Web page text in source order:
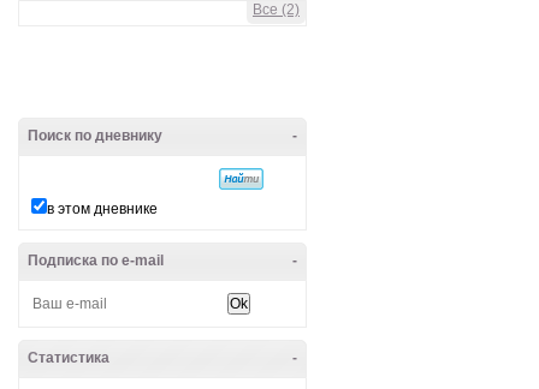
Все (2)
-
Поиск по дневнику
в этом дневнике
-
Подписка по e-mail
-
Статистика